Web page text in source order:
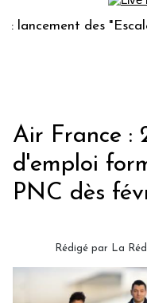
des "Escales
Air France :
d'emploi
PNC dès
Rédigé par La